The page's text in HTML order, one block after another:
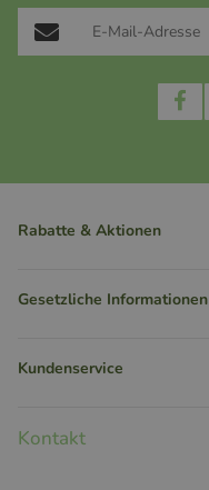
Rabatte & Aktionen
Gesetzliche Informationen
Kundenservice
Kontakt